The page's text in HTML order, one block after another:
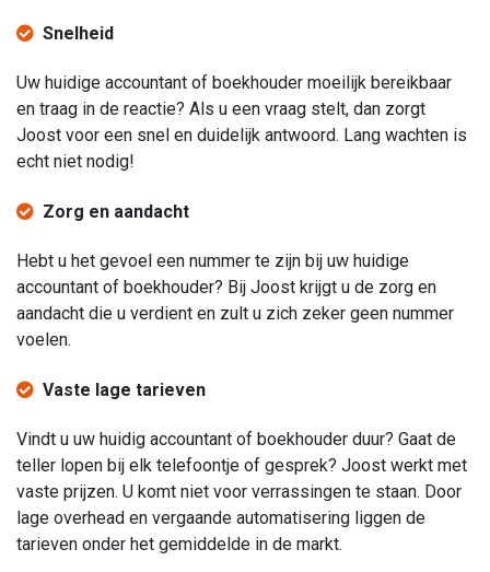
Snelheid
Uw huidige accountant of boekhouder moeilijk bereikbaar
en traag in de reactie? Als u een vraag stelt, dan zorgt
Joost voor een snel en duidelijk antwoord. Lang wachten is
echt niet nodig!
Zorg en aandacht
Hebt u het gevoel een nummer te zijn bij uw huidige
accountant of boekhouder? Bij Joost krijgt u de zorg en
aandacht die u verdient en zult u zich zeker geen nummer
voelen.
Vaste lage tarieven
Vindt u uw huidig accountant of boekhouder duur? Gaat de
teller lopen bij elk telefoontje of gesprek? Joost werkt met
vaste prijzen. U komt niet voor verrassingen te staan. Door
lage overhead en vergaande automatisering liggen de
tarieven onder het gemiddelde in de markt.